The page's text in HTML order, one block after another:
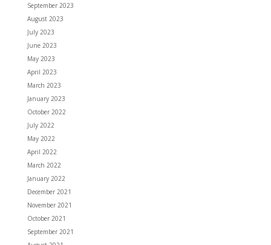
September 2023
August 2023
July 2023
June 2023
May 2023
April 2023
March 2023
January 2023
October 2022
July 2022
May 2022
April 2022
March 2022
January 2022
December 2021
November 2021
October 2021
September 2021